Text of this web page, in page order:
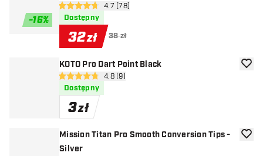
-16%
otwórz panel recenzji
4.7 gwiazdki oceny
4.7 (78)
Dostępny
32zł 38 zł
KOTO Pro Dart Point Black
otwórz panel recenzji
4.8 gwiazdki oceny
4.8 (9)
Dostępny
3zł
Mission Titan Pro Smooth Conversion Tips -
Silver